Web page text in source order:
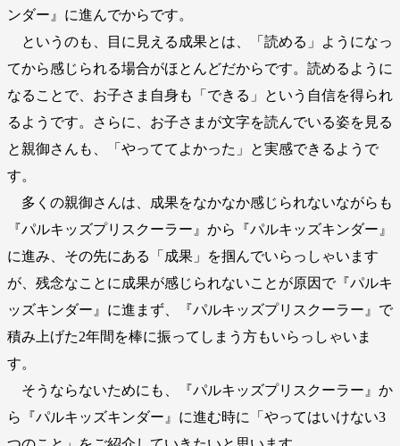
ンダー』に進んでからです。
というのも、目に見える成果とは、「読める」ようになっ
てから感じられる場合がほとんどだからです。読めるように
なることで、お子さま自身も「できる」という自信を得られ
るようです。さらに、お子さまが文字を読んでいる姿を見る
と親御さんも、「やっててよかった」と実感できるようで
す。
多くの親御さんは、成果をなかなか感じられないながらも
『パルキッズプリスクーラー』から『パルキッズキンダー』
に進み、その先にある「成果」を掴んでいらっしゃいます
が、残念なことに成果が感じられないことが原因で『パルキ
ッズキンダー』に進まず、『パルキッズプリスクーラー』で
積み上げた2年間を棒に振ってしまう方もいらっしゃいま
す。
そうならないためにも、『パルキッズプリスクーラー』か
ら『パルキッズキンダー』に進む時に「やってはいけない3